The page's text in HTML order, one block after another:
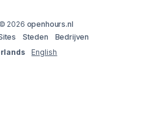
2026 openhours.nl
Steden
Bedrijven
English